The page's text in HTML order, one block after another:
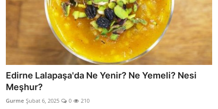
Edirne Lalapaşa'da Ne Yenir? Ne Yemeli? Nesi
Meşhur?
Gurme Şubat 6, 2025 0 210